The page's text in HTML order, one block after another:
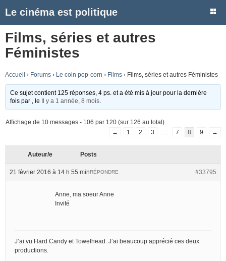
Le cinéma est politique
Films, séries et autres
Féministes
Accueil › Forums › Le coin pop-corn › Films › Films, séries et autres Féministes
Ce sujet contient 125 réponses, 4 ps. et a été mis à jour pour la dernière
fois par
, le Il y a 1 année, 8 mois
Affichage de 10 messages - 106 par 120 (sur 126 au total)
←
1 2 3 7 8 9 →
Auteur/e Posts
21 février 2016 à 14 h 55 min #33795
RÉPONDRE
Anne, ma soeur Anne
Invité
J’ai vu Hard Candy et Towelhead. J’ai beaucoup apprécié ces deux
productions.